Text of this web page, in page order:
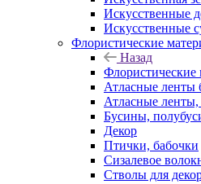
Искусственные
Искусственные
Флористические
Назад
Флористические
Атласные ленты
Атласные
Бусины,
Декор
Птички, бабочки
Сизалевое
Стволы для